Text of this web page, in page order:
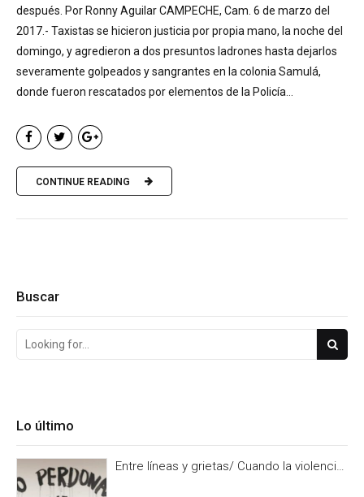
después. Por Ronny Aguilar CAMPECHE, Cam. 6 de marzo del
2017.- Taxistas se hicieron justicia por propia mano, la noche del
domingo, y agredieron a dos presuntos ladrones hasta dejarlos
severamente golpeados y sangrantes en la colonia Samulá,
donde fueron rescatados por elementos de la Policía...
CONTINUE READING
Buscar
Lo último
Entre líneas y grietas/ Cuando la violencia